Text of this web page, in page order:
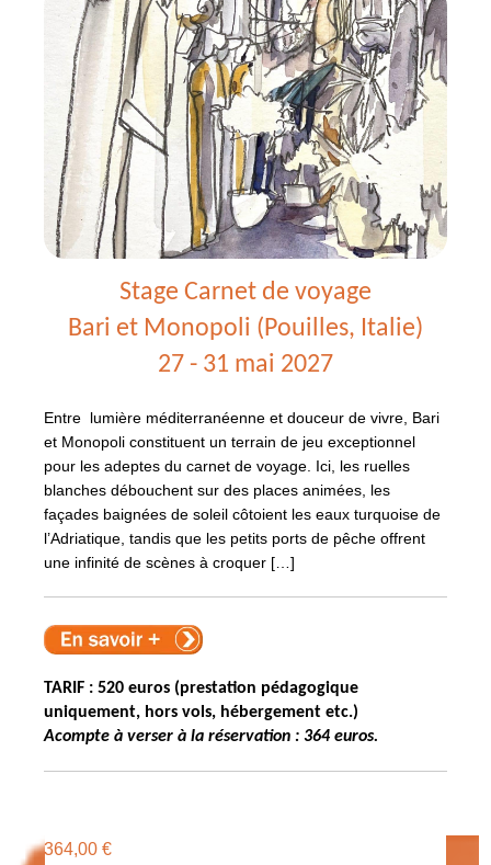
-
Syracuse
(Sicile)
Stage Carnet de voyage
Bari et Monopoli (Pouilles, Italie)
27 - 31 mai 2027
Entre lumière méditerranéenne et douceur de vivre, Bari
et Monopoli constituent un terrain de jeu exceptionnel
pour les adeptes du carnet de voyage. Ici, les ruelles
blanches débouchent sur des places animées, les
façades baignées de soleil côtoient les eaux turquoise de
l’Adriatique, tandis que les petits ports de pêche offrent
une infinité de scènes à croquer […]
TARIF : 520 euros (prestation pédagogique
uniquement, hors vols, hébergement etc.)
Acompte à verser à la réservation : 364 euros.
364,00 €